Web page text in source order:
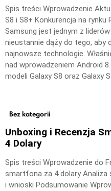
Spis treści Wprowadzenie
S8 i S8+ Konkurencja na
Samsung jest jednym z
nieustannie dąży do tego,
najnowsze technologie.
nad wprowadzeniem Android
modeli Galaxy S8 oraz Galaxy
Bez kategorii
Unboxing i Recenzja
4 Dolary
Spis treści Wprowadzenie do
smartfona za 4 dolary Analiza
i wnioski Podsumowanie